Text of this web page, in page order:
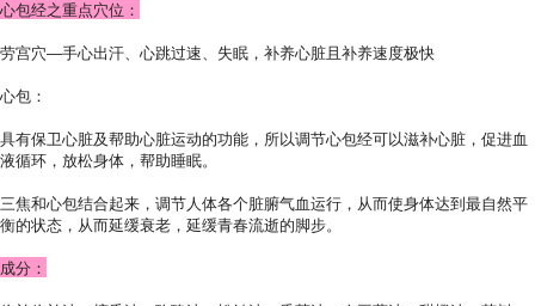
心包经之重点穴位：
劳宫穴—手心出汗、心跳过速、失眠，补养心脏且补养速度极快
心包：
具有保卫心脏及帮助心脏运动的功能，所以调节心包经可以滋补心脏，促进血
液循环，放松身体，帮助睡眠。
三焦和心包结合起来，调节人体各个脏腑气血运行，从而使身体达到最自然平
衡的状态，从而延缓衰老，延缓青春流逝的脚步。
成分：